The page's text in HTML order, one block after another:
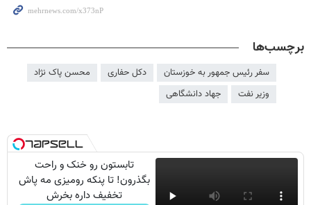
برچسب‌ها
سفر رئیس جمهور به خوزستان دکل حفاری
محسن پاک نژاد
وزیر نفت
جهاد دانشگاهی
تابستون رو خنک و راحت
بگذرون! تا پنکه رومیزی مه پاش
تخفیف داره بخرش